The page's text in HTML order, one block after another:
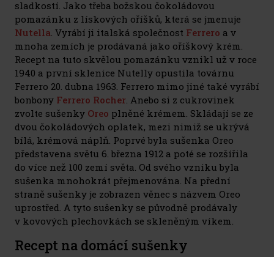
sladkostí. Jako třeba božskou čokoládovou
pomazánku z lískových oříšků, která se jmenuje
Nutella . Vyrábí ji italská společnost Ferrero a v
mnoha zemích je prodávaná jako oříškový krém.
Recept na tuto skvělou pomazánku vznikl už v roce
1940 a první sklenice Nutelly opustila továrnu
Ferrero 20. dubna 1963. Ferrero mimo jiné také vyrábí
bonbony Ferrero Rocher . Anebo si z cukrovinek
zvolte sušenky Oreo plněné krémem. Skládají se ze
dvou čokoládových oplatek, mezi nimiž se ukrývá
bílá, krémová náplň. Poprvé byla sušenka Oreo
představena světu 6. března 1912 a poté se rozšířila
do více než 100 zemí světa. Od svého vzniku byla
sušenka mnohokrát přejmenována. Na přední
straně sušenky je zobrazen věnec s názvem Oreo
uprostřed. A tyto sušenky se původně prodávaly
v kovových plechovkách se skleněným víkem.
Recept na domácí sušenky